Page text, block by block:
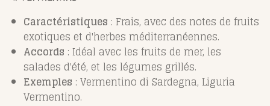
Caractéristiques : Frais, avec des notes de fruits
exotiques et d'herbes méditerranéennes.
Accords : Idéal avec les fruits de mer, les
salades d'été, et les légumes grillés.
Exemples : Vermentino di Sardegna, Liguria
Vermentino.